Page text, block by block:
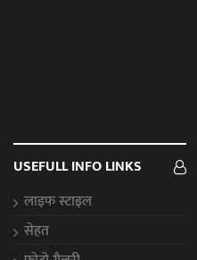
USEFULL INFO LINKS
लाइफ स्टाइल
सेहत